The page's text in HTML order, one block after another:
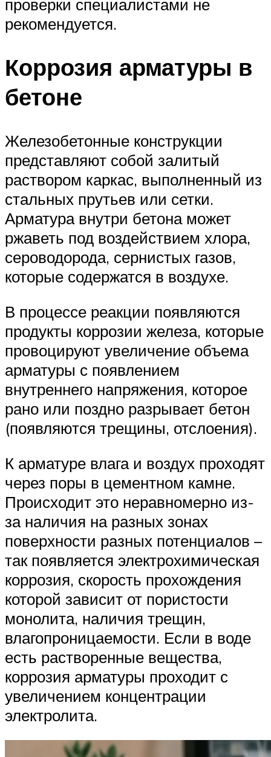
проверки специалистами не
рекомендуется.
Коррозия арматуры в
бетоне
Железобетонные конструкции
представляют собой залитый
раствором каркас, выполненный из
стальных прутьев или сетки.
Арматура внутри бетона может
ржаветь под воздействием хлора,
сероводорода, сернистых газов,
которые содержатся в воздухе.
В процессе реакции появляются
продукты коррозии железа, которые
провоцируют увеличение объема
арматуры с появлением
внутреннего напряжения, которое
рано или поздно разрывает бетон
(появляются трещины, отслоения).
К арматуре влага и воздух проходят
через поры в цементном камне.
Происходит это неравномерно из-
за наличия на разных зонах
поверхности разных потенциалов –
так появляется электрохимическая
коррозия, скорость прохождения
которой зависит от пористости
монолита, наличия трещин,
влагопроницаемости. Если в воде
есть растворенные вещества,
коррозия арматуры проходит с
увеличением концентрации
электролита.